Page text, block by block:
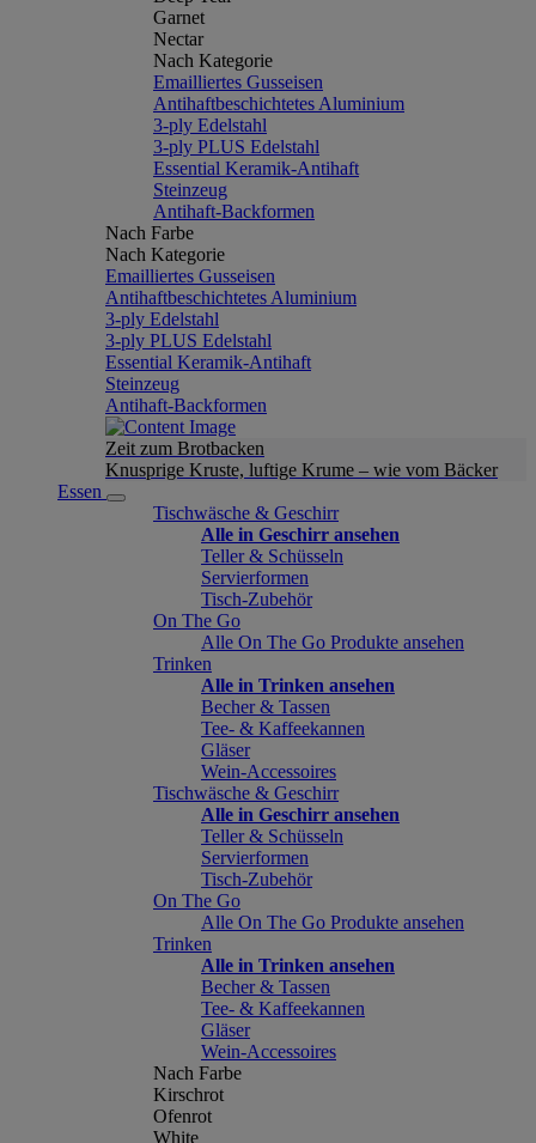
Garnet
Nectar
Nach Kategorie
Emailliertes Gusseisen
Antihaftbeschichtetes Aluminium
3-ply Edelstahl
3-ply PLUS Edelstahl
Essential Keramik-Antihaft
Steinzeug
Antihaft-Backformen
Nach Farbe
Nach Kategorie
Emailliertes Gusseisen
Antihaftbeschichtetes Aluminium
3-ply Edelstahl
3-ply PLUS Edelstahl
Essential Keramik-Antihaft
Steinzeug
Antihaft-Backformen
Zeit zum Brotbacken
Knusprige Kruste, luftige Krume – wie vom Bäcker
Essen
Tischwäsche & Geschirr
Alle in Geschirr ansehen
Teller & Schüsseln
Servierformen
Tisch-Zubehör
On The Go
Alle On The Go Produkte ansehen
Trinken
Alle in Trinken ansehen
Becher & Tassen
Tee- & Kaffeekannen
Gläser
Wein-Accessoires
Tischwäsche & Geschirr
Alle in Geschirr ansehen
Teller & Schüsseln
Servierformen
Tisch-Zubehör
On The Go
Alle On The Go Produkte ansehen
Trinken
Alle in Trinken ansehen
Becher & Tassen
Tee- & Kaffeekannen
Gläser
Wein-Accessoires
Nach Farbe
Kirschrot
Ofenrot
White